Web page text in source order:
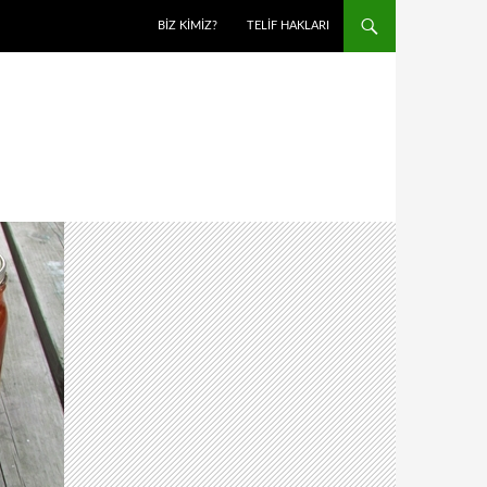
BIZ KIMIZ? TELIF HAKLARI